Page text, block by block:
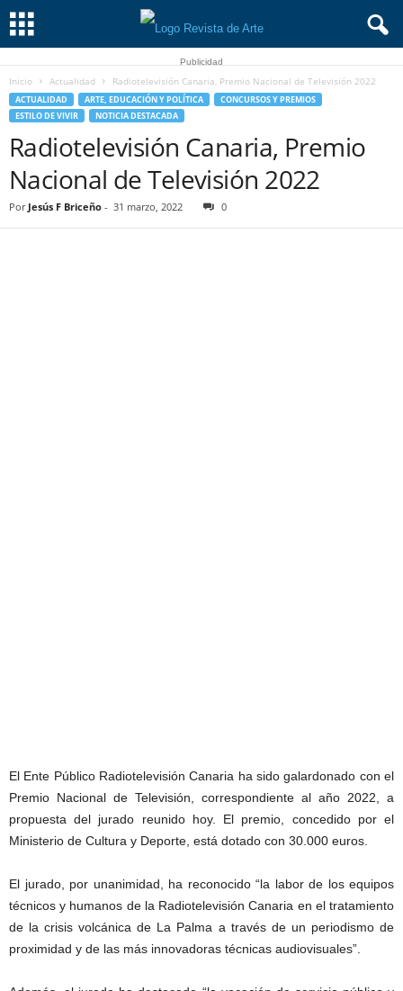
Publicidad
Inicio Actualidad Radiotelevisión Canaria, Premio Nacional de Televisión 2022
ACTUALIDAD ARTE, EDUCACIÓN Y POLÍTICA
CONCURSOS Y PREMIOS
ESTILO DE VIVIR
NOTICIA DESTACADA
Radiotelevisión Canaria, Premio
Nacional de Televisión 2022
Por Jesús F Briceño - 31 marzo, 2022 0
El Ente Público Radiotelevisión Canaria ha sido galardonado con el
Premio Nacional de Televisión, correspondiente al año 2022, a
propuesta del jurado reunido hoy. El premio, concedido por el
Ministerio de Cultura y Deporte, está dotado con 30.000 euros.
El jurado, por unanimidad, ha reconocido “la labor de los equipos
técnicos y humanos de la Radiotelevisión Canaria en el tratamiento
de la crisis volcánica de La Palma a través de un periodismo de
proximidad y de las más innovadoras técnicas audiovisuales”.